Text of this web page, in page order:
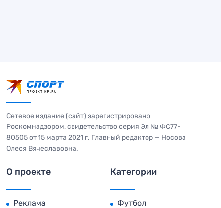
Сетевое издание (сайт) зарегистрировано
Роскомнадзором, свидетельство серия Эл № ФС77-
80505 от 15 марта 2021 г. Главный редактор — Носова
Олеся Вячеславовна.
О проекте
Реклама
Категории
Футбол